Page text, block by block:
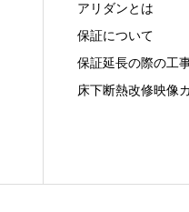
アリダンとは
保証について
保証延長の際の工
床下断熱改修映像